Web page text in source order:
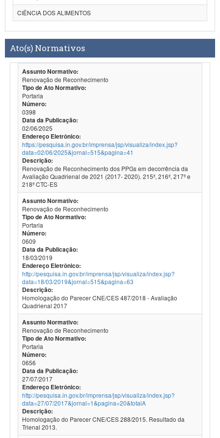
CIÊNCIA DOS ALIMENTOS
Ato(s) Normativos
Assunto Normativo:
Renovação de Reconhecimento
Tipo de Ato Normativo:
Portaria
Número:
0398
Data da Publicação:
02/06/2025
Endereço Eletrônico:
https://pesquisa.in.gov.br/imprensa/jsp/visualiza/index.jsp?
data=02/06/2025&jornal=515&pagina=41
Descrição:
Renovação de Reconhecimento dos PPGs em decorrência da
Avaliação Quadrienal de 2021 (2017- 2020). 215ª, 216ª, 217ª e
218ª CTC-ES
Assunto Normativo:
Renovação de Reconhecimento
Tipo de Ato Normativo:
Portaria
Número:
0609
Data da Publicação:
18/03/2019
Endereço Eletrônico:
http://pesquisa.in.gov.br/imprensa/jsp/visualiza/index.jsp?
data=18/03/2019&jornal=515&pagina=63
Descrição:
Homologação do Parecer CNE/CES 487/2018 - Avaliação
Quadrienal 2017
Assunto Normativo:
Renovação de Reconhecimento
Tipo de Ato Normativo:
Portaria
Número:
0656
Data da Publicação:
27/07/2017
Endereço Eletrônico:
http://pesquisa.in.gov.br/imprensa/jsp/visualiza/index.jsp?
data=27/07/2017&jornal=1&pagina=20&totalA
Descrição:
Homologação do Parecer CNE/CES 288/2015. Resultado da
Trienal 2013.